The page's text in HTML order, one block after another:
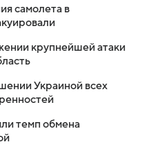
самолета в
крупнейшей атаки
Украиной всех
темп обмена